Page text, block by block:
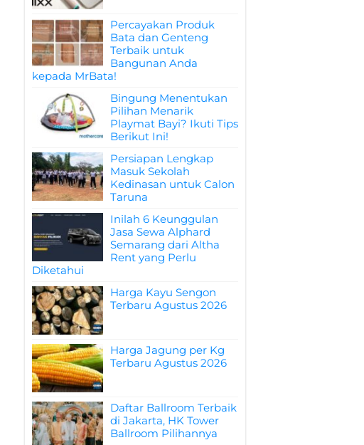
Percayakan Produk
Bata dan Genteng
Terbaik untuk
Bangunan Anda
kepada MrBata!
Bingung Menentukan
Pilihan Menarik
Playmat Bayi? Ikuti Tips
Berikut Ini!
Persiapan Lengkap
Masuk Sekolah
Kedinasan untuk Calon
Taruna
Inilah 6 Keunggulan
Jasa Sewa Alphard
Semarang dari Altha
Rent yang Perlu
Diketahui
Harga Kayu Sengon
Terbaru Agustus 2026
Harga Jagung per Kg
Terbaru Agustus 2026
Daftar Ballroom Terbaik
di Jakarta, HK Tower
Ballroom Pilihannya